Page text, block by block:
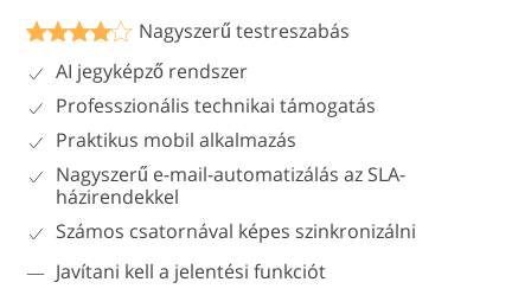
Nagyszerű testreszabás
AI jegyképző rendszer
Professzionális technikai támogatás
Praktikus mobil alkalmazás
Nagyszerű e-mail-automatizálás az SLA-
házirendekkel
Számos csatornával képes szinkronizálni
Javítani kell a jelentési funkciót